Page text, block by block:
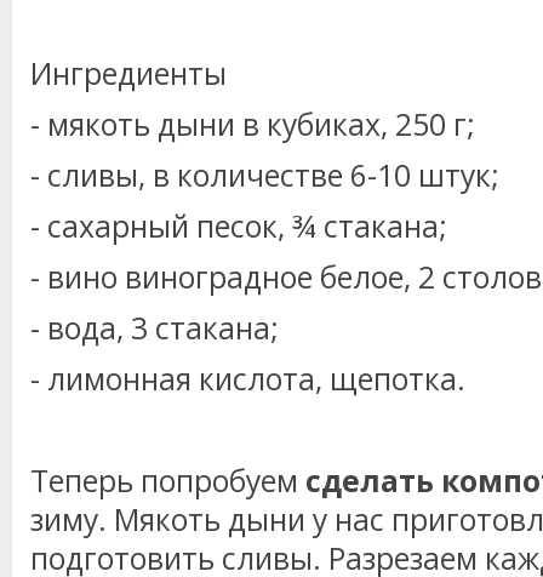
Ингредиенты
- мякоть дыни в кубиках, 250 г;
- сливы, в количестве 6-10 штук;
- сахарный песок, ¾ стакана;
- вино виноградное белое, 2
- вода, 3 стакана;
- лимонная кислота, щепотка.
Теперь попробуем сделать
зиму. Мякоть дыни у нас
подготовить сливы. Разрезаем